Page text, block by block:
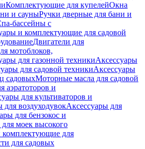
Комплектующие для купелейОкна
и сауныРучки дверные для бани и
бассейны с
и комплектующие для садовой
Двигатели для
мотоблоков,
для газонной техникиАксессуары
для садовой техникиАксессуары
садовыхМоторные масла для садовой
аэратоторов и
для культиваторов и
для воздуходувокАксессуары для
для бензокос и
моек высокого
комплектующие для
для садовых